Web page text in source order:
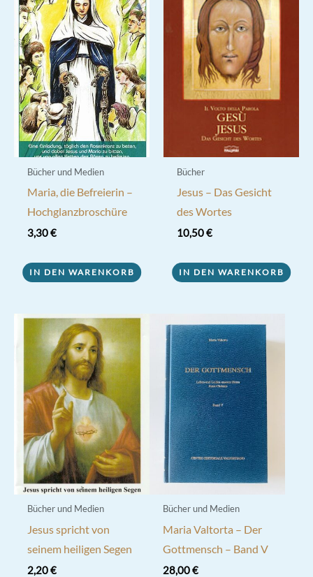
Bücher und Medien
Maria, die Befreierin –
Hochglanzbroschüre
3,30€
IN DEN WARENKORB
Bücher
Jesus – Das Gesicht
des Wortes
10,50€
IN DEN WARENKORB
Bücher und Medien
Jesus spricht von
seinem heiligen Segen
2,20€
Bücher und Medien
Maria Valtorta – Der
Gottmensch – Band V
28,00€